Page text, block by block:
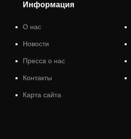
Информация
О нас
Новости
Пресса о нас
Контакты
Карта сайта